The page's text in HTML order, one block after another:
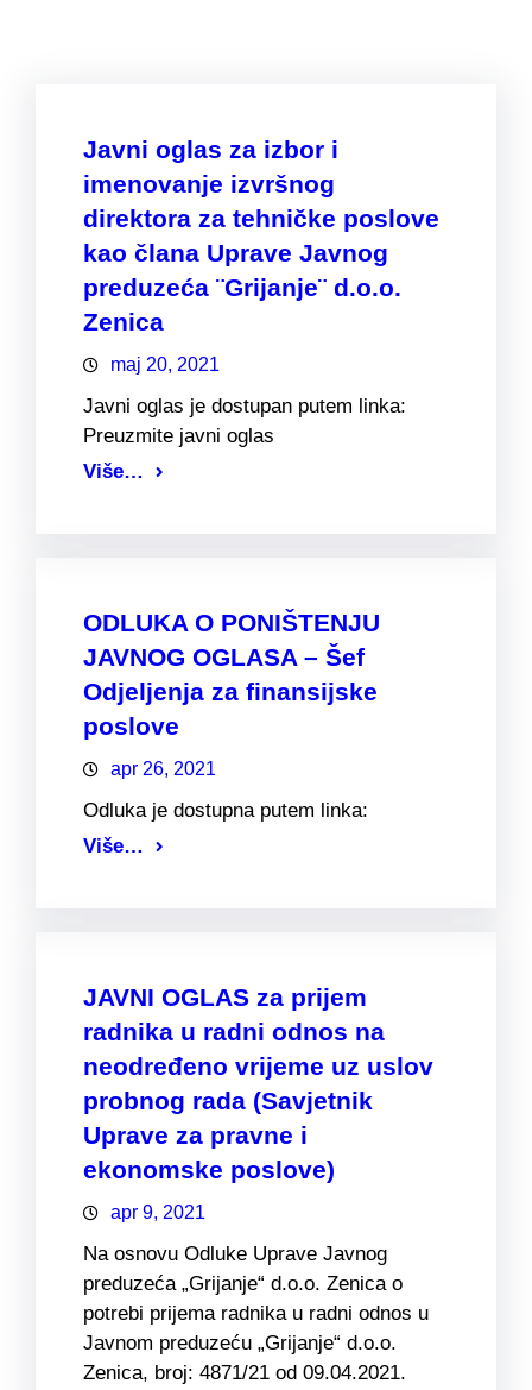
Javni oglas za izbor i
imenovanje izvršnog
direktora za tehničke poslove
kao člana Uprave Javnog
preduzeća ¨Grijanje¨ d.o.o.
Zenica
maj 20, 2021
Javni oglas je dostupan putem linka:
Preuzmite javni oglas
Više…
ODLUKA O PONIŠTENJU
JAVNOG OGLASA – Šef
Odjeljenja za finansijske
poslove
apr 26, 2021
Odluka je dostupna putem linka:
Više…
JAVNI OGLAS za prijem
radnika u radni odnos na
neodređeno vrijeme uz uslov
probnog rada (Savjetnik
Uprave za pravne i
ekonomske poslove)
apr 9, 2021
Na osnovu Odluke Uprave Javnog
preduzeća „Grijanje“ d.o.o. Zenica o
potrebi prijema radnika u radni odnos u
Javnom preduzeću „Grijanje“ d.o.o.
Zenica, broj: 4871/21 od 09.04.2021.